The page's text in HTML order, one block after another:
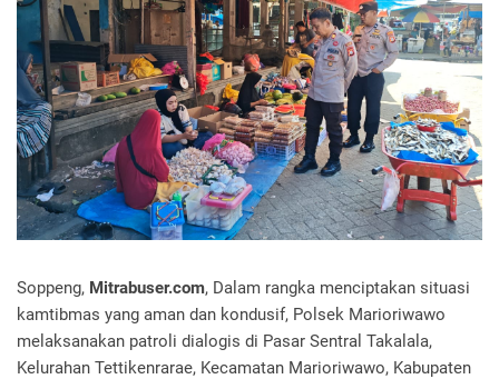
Soppeng, Mitrabuser.com, Dalam rangka menciptakan situasi
kamtibmas yang aman dan kondusif, Polsek Marioriwawo
melaksanakan patroli dialogis di Pasar Sentral Takalala,
Kelurahan Tettikenrarae, Kecamatan Marioriwawo, Kabupaten